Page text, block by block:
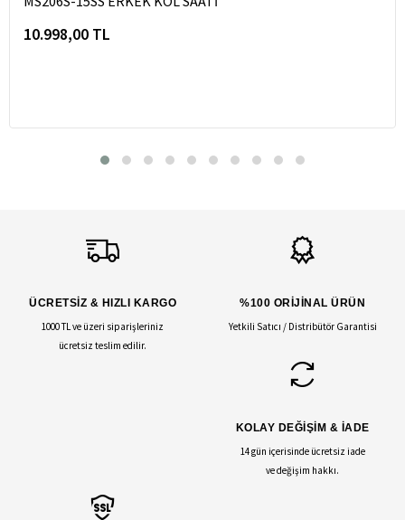
10.998,00 TL
ÜCRETSİZ & HIZLI KARGO
1000 TL ve üzeri siparişleriniz
ücretsiz teslim edilir.
%100 ORİJİNAL ÜRÜN
Yetkili Satıcı / Distribütör Garantisi
KOLAY DEĞİŞİM & İADE
14 gün içerisinde ücretsiz iade
ve değişim hakkı.